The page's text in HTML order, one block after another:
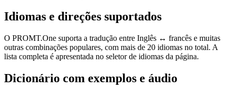
Idiomas e direções suportados
O PROMT.One suporta a tradução entre Inglês ↔ francês e muitas
outras combinações populares, com mais de 20 idiomas no total. A
lista completa é apresentada no seletor de idiomas da página.
Dicionário com exemplos e áudio